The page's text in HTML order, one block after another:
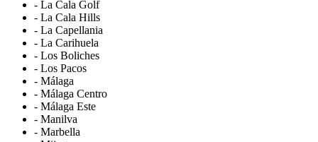
- La Cala Golf
- La Cala Hills
- La Capellania
- La Carihuela
- Los Boliches
- Los Pacos
- Málaga
- Málaga Centro
- Málaga Este
- Manilva
- Marbella